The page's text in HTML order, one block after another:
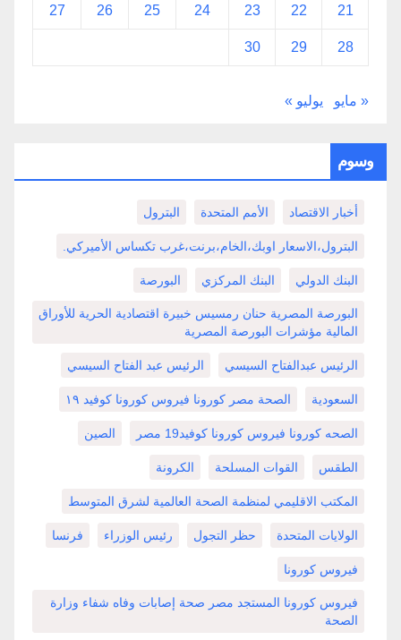
21
22
23
24
25
26
27
28
29
30
« مايو يوليو »
وسوم
أخبار الاقتصاد الأمم المتحدة البترول
البترول،الاسعار اوبك،الخام،برنت،غرب تكساس الأميركي.
البنك الدولي البنك المركزي البورصة
البورصة المصرية حنان رمسيس خبيرة اقتصادية الحرية للأوراق
المالية مؤشرات البورصة المصرية
الرئيس عبدالفتاح السيسي الرئيس عبد الفتاح السيسي
السعودية الصحة مصر كورونا فيروس كورونا كوفيد ١٩
الصحه كورونا فيروس كورونا كوفيد19 مصر الصين
الطقس القوات المسلحة الكرونة
المكتب الاقليمي لمنظمة الصحة العالمية لشرق المتوسط
الولايات المتحدة حظر التجول رئيس الوزراء فرنسا
فيروس كورونا
فيروس كورونا المستجد مصر صحة إصابات وفاه شفاء وزارة
الصحة